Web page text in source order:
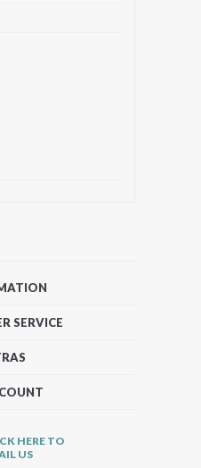
SERVICE
HERE TO
US